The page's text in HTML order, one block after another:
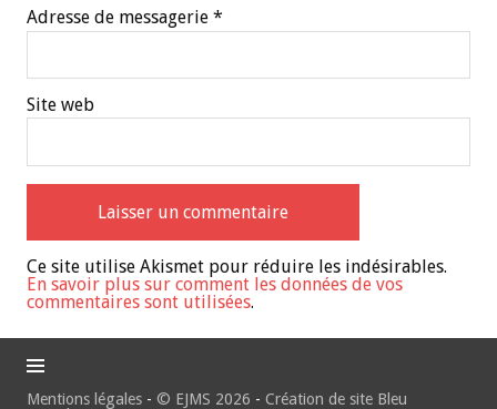
Adresse de messagerie *
Site web
Ce site utilise Akismet pour réduire les indésirables.
En savoir plus sur comment les données de vos
commentaires sont utilisées.
Mentions légales - © EJMS 2026 - Création de site Bleu